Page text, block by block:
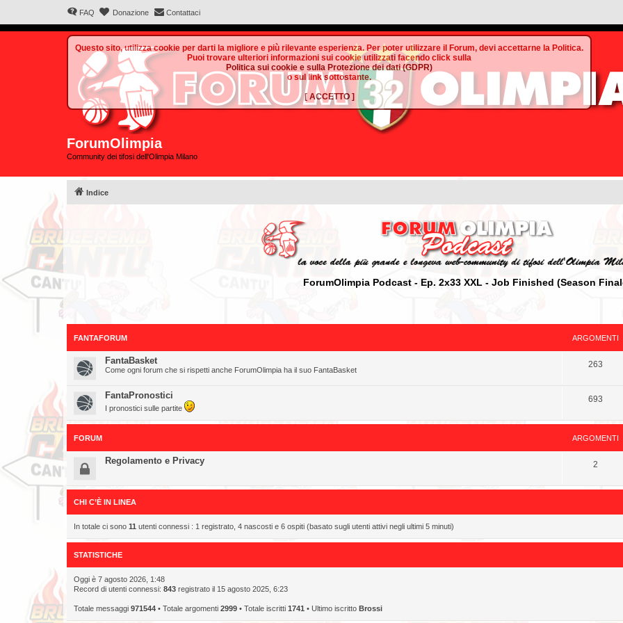
FAQ Donazione Contattaci
ForumOlimpia
Community dei tifosi dell'Olimpia Milano
Indice
ForumOlimpia Podcast - Ep. 2x33 XXL - Job Finished (Season
FANTAFORUM ARGOMENTI
FantaBasket
Come ogni forum che si rispetti anche ForumOlimpia ha il suo FantaBasket
263
FantaPronostici
I pronostici sulle partite
693
FORUM ARGOMENTI
Regolamento e Privacy 2
CHI C’È IN LINEA
In totale ci sono 11 utenti connessi : 1 registrato, 4 nascosti e 6 ospiti (basato sugli utenti attivi negli ultimi 5 minuti)
STATISTICHE
Oggi è 7 agosto 2026, 1:48
Record di utenti connessi: 843 registrato il 15 agosto 2025, 6:23
Totale messaggi 971544 • Totale argomenti 2999 • Totale iscritti 1741 • Ultimo iscritto Brossi
Questo sito, utilizza cookie per darti la migliore e più rilevante esperienza. Per poter utilizzare il Forum, devi accettarne la Politica.
Puoi trovare ulteriori informazioni sui cookie utilizzati facendo click sulla
Politica sui cookie e sulla Protezione dei dati (GDPR)
o sul link sottostante.
[ ACCETTO]